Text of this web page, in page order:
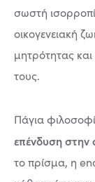
σωστή
οικογενειακή
μητρότητας
τους.
Πάγια
επένδυση
το πρίσμα, η